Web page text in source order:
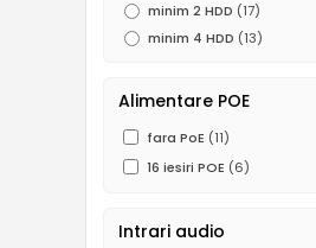
minim 2 HDD (17)
minim 4 HDD (13)
Alimentare POE
fara PoE (11)
16 iesiri POE (6)
Intrari audio